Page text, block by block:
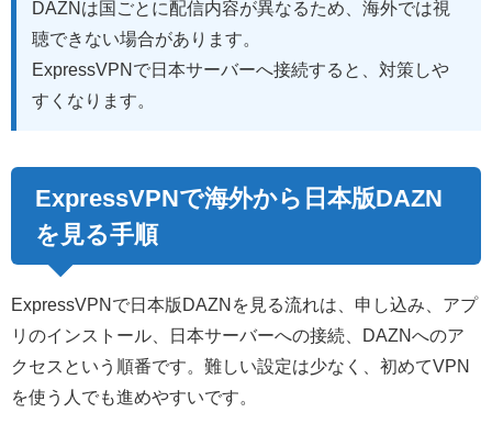
DAZNは国ごとに配信内容が異なるため、海外では視
聴できない場合があります。
ExpressVPNで日本サーバーへ接続すると、対策しや
すくなります。
ExpressVPNで海外から日本版DAZN
を見る手順
ExpressVPNで日本版DAZNを見る流れは、申し込み、アプ
リのインストール、日本サーバーへの接続、DAZNへのア
クセスという順番です。難しい設定は少なく、初めてVPN
を使う人でも進めやすいです。